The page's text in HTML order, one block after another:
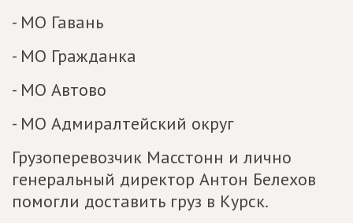
- МО Гавань
- МО Гражданка
- МО Автово
- МО Адмиралтейский округ
Грузоперевозчик Масстонн и лично
генеральный директор Антон Белехов
помогли доставить груз в Курск.